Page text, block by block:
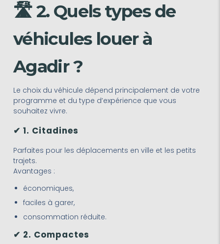
🛣️ 2. Quels types de
véhicules louer à
Agadir ?
Le choix du véhicule dépend principalement de votre
programme et du type d’expérience que vous
souhaitez vivre.
✔ 1. Citadines
Parfaites pour les déplacements en ville et les petits
trajets.
Avantages :
économiques,
faciles à garer,
consommation réduite.
✔ 2. Compactes